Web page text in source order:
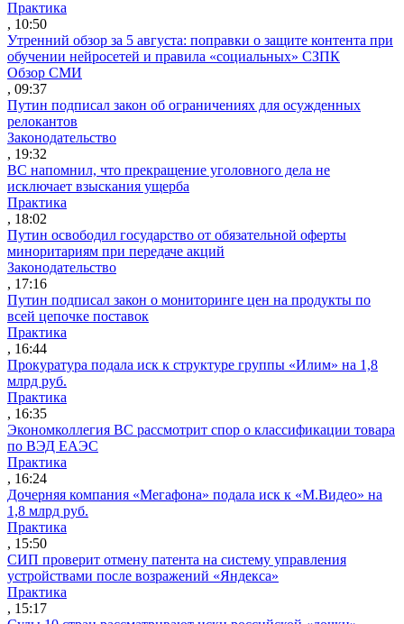
Практика
, 10:50
Утренний обзор за 5 августа: поправки о защите контента при
обучении нейросетей и правила «социальных» СЗПК
Обзор СМИ
, 09:37
Путин подписал закон об ограничениях для осужденных
релокантов
Законодательство
, 19:32
ВС напомнил, что прекращение уголовного дела не
исключает взыскания ущерба
Практика
, 18:02
Путин освободил государство от обязательной оферты
миноритариям при передаче акций
Законодательство
, 17:16
Путин подписал закон о мониторинге цен на продукты по
всей цепочке поставок
Практика
, 16:44
Прокуратура подала иск к структуре группы «Илим» на 1,8
млрд руб.
Практика
, 16:35
Экономколлегия ВС рассмотрит спор о классификации товара
по ВЭД ЕАЭС
Практика
, 16:24
Дочерняя компания «Мегафона» подала иск к «М.Видео» на
1,8 млрд руб.
Практика
, 15:50
СИП проверит отмену патента на систему управления
устройствами после возражений «Яндекса»
Практика
, 15:17